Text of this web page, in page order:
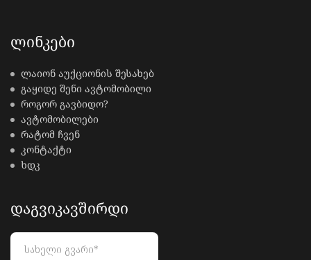
ᲚᲘᲜᲙᲔᲑᲘ
ლაიონ აუქციონის შესახებ
გაყიდე შენი ავტომობილი
როგორ გავბიდო?
ავტომობილები
რატომ ჩვენ
კონტაქტი
ხდკ
ᲓᲐᲒᲕᲘᲙᲐᲕᲨᲘᲠᲓᲘ